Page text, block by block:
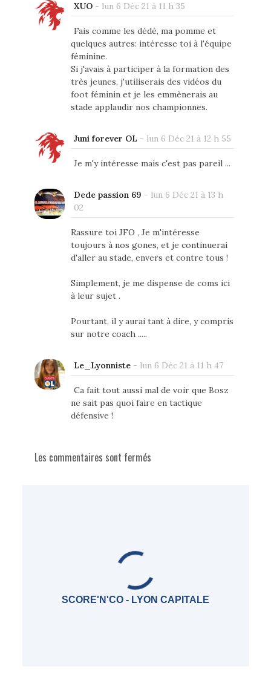
XUO- lun 6 Déc 21 à 11 h 35
Fais comme les dédé, ma pomme et
quelques autres: intéresse toi à l'équipe
féminine.
Si j'avais à participer à la formation des
très jeunes, j'utiliserais des vidéos du
foot féminin et je les emmènerais au
stade applaudir nos championnes.
Juni forever OL - lun 6 Déc 21 à 12 h 55
Je m'y intéresse mais c'est pas pareil ...
Dede passion 69 - lun 6 Déc 21 à 13 h
02
Rassure toi JFO , Je m'intéresse
toujours à nos gones, et je continuerai
d'aller au stade, envers et contre tous !
Simplement, je me dispense de coms ici
à leur sujet .
Pourtant, il y aurai tant à dire, y compris
sur notre coach .....
Le_Lyonniste- lun 6 Déc 21 à 11 h 47
Ca fait tout aussi mal de voir que Bosz
ne sait pas quoi faire en tactique
défensive !
Les commentaires sont fermés
SCORE'N'CO - LYON CAPITALE